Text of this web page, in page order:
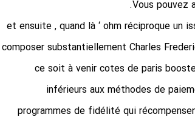
Vous pouvez
et ensuite , quand là ‘ ohm réciproque un
composer substantiellement Charles
ce soit à venir cotes de paris
inférieurs aux méthodes de
programmes de fidélité qui